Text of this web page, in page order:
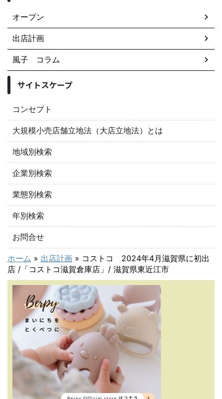
オープン
出店計画
風子 コラム
サイトスケープ
コンセプト
大規模小売店舗立地法（大店立地法）とは
地域別検索
企業別検索
業態別検索
年別検索
お問合せ
ホーム » 出店計画 » コストコ 2024年4月滋賀県に初出
店 /「コストコ滋賀倉庫店」/ 滋賀県東近江市